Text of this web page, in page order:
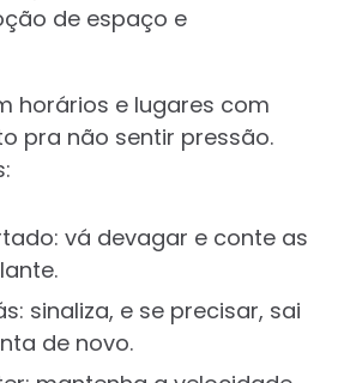
de espaço e
horários e lugares com
pra não sentir pressão.
vá devagar e conte as
sinaliza, e se precisar, sai
de novo.